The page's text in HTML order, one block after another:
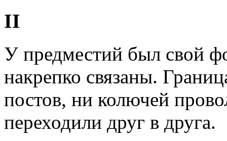
II
У предместий был свой
накрепко связаны.
постов, ни колючей
переходили друг в друга.